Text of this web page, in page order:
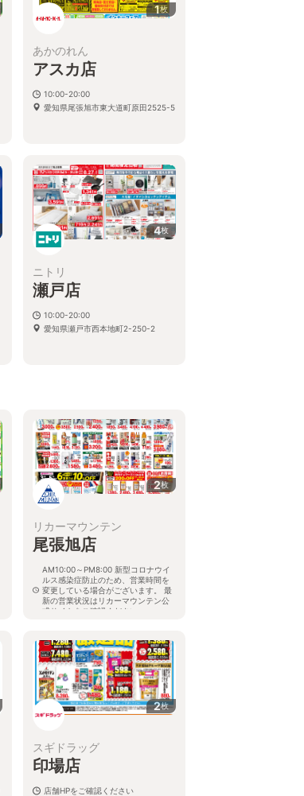
1枚
あかのれん
アスカ店
10:00-20:00
愛知県尾張旭市東大道町原田2525-5
4枚
ニトリ
瀬戸店
10:00-20:00
愛知県瀬戸市西本地町2-250-2
2枚
リカーマウンテン
尾張旭店
AM10:00～PM8:00 新型コロナウイ
ルス感染症防止のため、営業時間を
変更している場合がございます。 最
新の営業状況はリカーマウンテン公
式サイトをご確認ください。
2枚
スギドラッグ
印場店
店舗HPをご確認ください